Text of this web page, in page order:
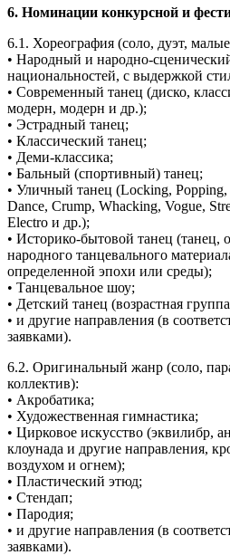
6. Номинации конкурсной и
6.1. Хореография (соло, дуэт,
• Народный и народно-
национальностей, с выдержкой
• Современный танец (диско,
модерн, модерн и др.);
• Эстрадный танец;
• Классический танец;
• Деми-классика;
• Бальный (спортивный) танец;
• Уличный танец (Locking,
Dance, Crump, Whacking, Vogue,
Electro и др.);
• Историко-бытовой танец (танец,
народного танцевального
определенной эпохи или среды);
• Танцевальное шоу;
• Детский танец (возрастная
• и другие направления (в
заявками).
6.2. Оригинальный жанр (соло,
коллектив):
• Акробатика;
• Художественная гимнастика;
• Цирковое искусство (эквилибр,
клоунада и другие направления,
воздухом и огнем);
• Пластический этюд;
• Стендап;
• Пародия;
• и другие направления (в
заявками).